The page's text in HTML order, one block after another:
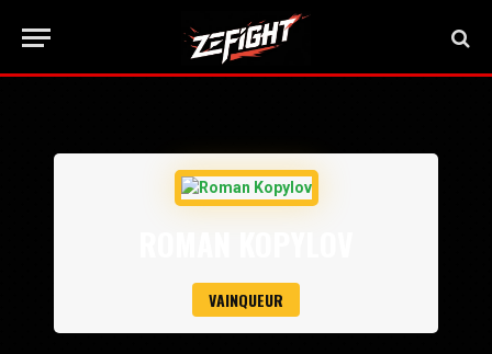
VAINQUEUR